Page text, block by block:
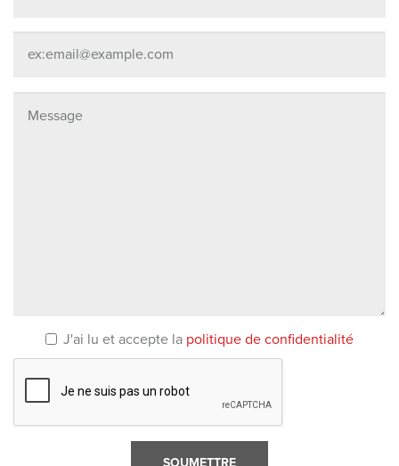
J'ai lu et accepte la politique de confidentialité